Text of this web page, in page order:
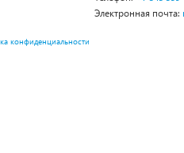
Электронная почта:
конфиденциальности